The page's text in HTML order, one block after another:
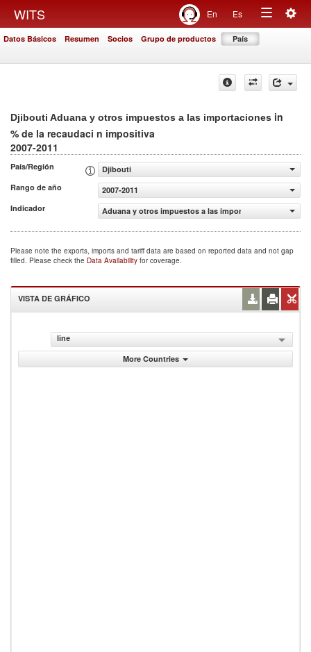
WITS En Es
Toggle
Datos Básicos Resumen Socios Grupo de productos País
Djibouti Aduana y otros impuestos a las importaciones in
% de la recaudaci n impositiva
2007-2011
País/Región
Djibouti
Rango de año
2007-2011
Indicador
Aduana y otros impuestos a las importaciones (% de la
Please note the exports, imports and tariff data are based on reported data and not gap
filled. Please check the Data Availability for coverage.
VISTA DE GRÁFICO
line
More Countries